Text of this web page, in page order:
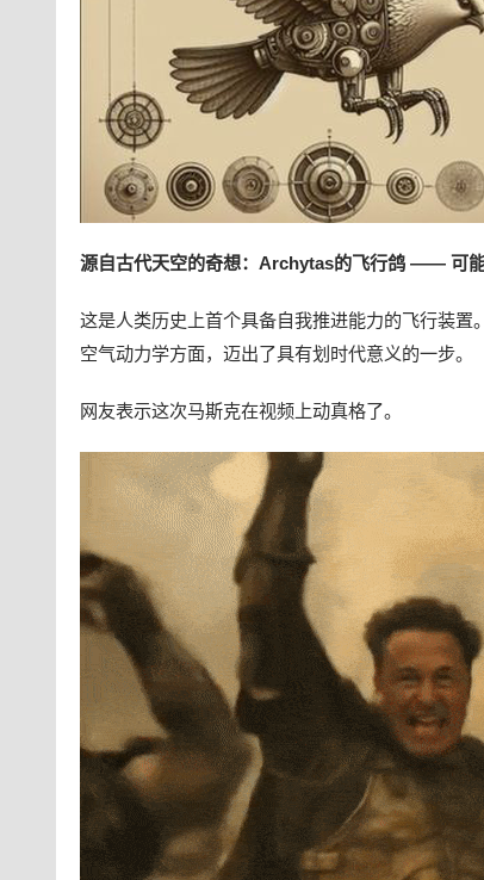
源自古代天空的奇想：Archytas的飞行鸽 —— 可能
这是人类历史上首个具备自我推进能力的飞行装
空气动力学方面，迈出了具有划时代意义的一步。
网友表示这次马斯克在视频上动真格了。